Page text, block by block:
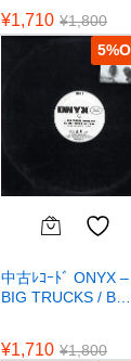
¥1,710 ¥1,800
5%
中古ﾚｺｰﾄﾞ ONYX –
BIG TRUCKS / B…
¥1,710 ¥1,800